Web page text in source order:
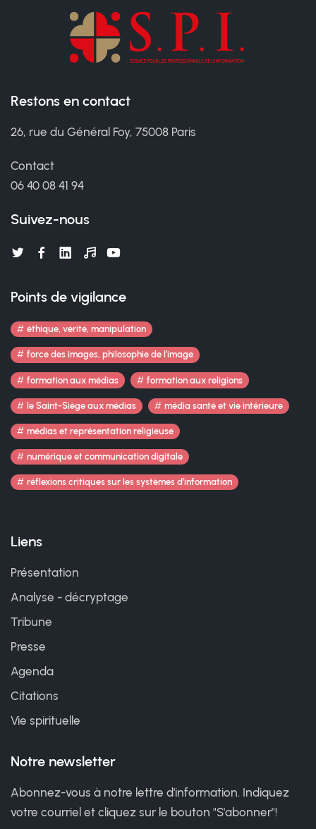
Restons en contact
26, rue du Général Foy, 75008 Paris
Contact
06 40 08 41 94
Suivez-nous
Points de vigilance
éthique, vérité, manipulation
force des images, philosophie de l’image
formation aux médias formation aux religions
le Saint-Siège aux médias média santé et vie intérieure
médias et représentation religieuse
numérique et communication digitale
réflexions critiques sur les systèmes d’information
Liens
Présentation
Analyse - décryptage
Tribune
Presse
Agenda
Citations
Vie spirituelle
Notre newsletter
Abonnez-vous à notre lettre d'information. Indiquez
votre courriel et cliquez sur le bouton "S'abonner"!